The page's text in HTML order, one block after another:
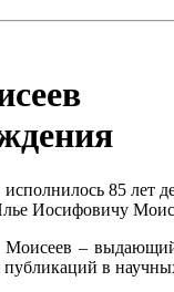
исполнилось 85 лет
Иосифовичу
–
публикаций в